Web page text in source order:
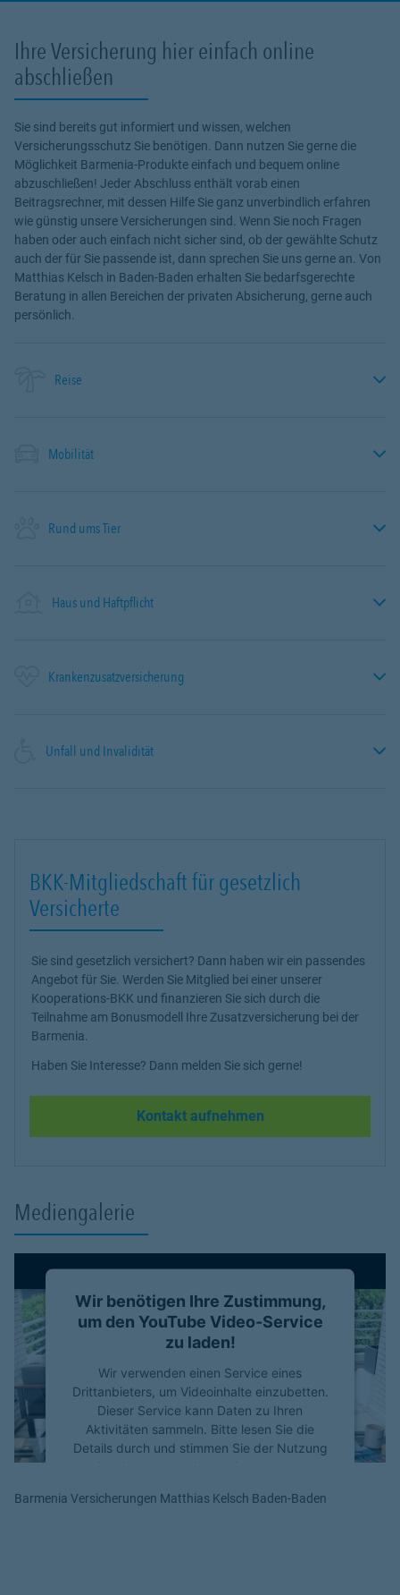
Ihre Versicherung hier einfach online
abschließen
Sie sind bereits gut informiert und wissen, welchen
Versicherungsschutz Sie benötigen. Dann nutzen Sie gerne die
Möglichkeit Barmenia-Produkte einfach und bequem online
abzuschließen! Jeder Abschluss enthält vorab einen
Beitragsrechner, mit dessen Hilfe Sie ganz unverbindlich erfahren
wie günstig unsere Versicherungen sind. Wenn Sie noch Fragen
haben oder auch einfach nicht sicher sind, ob der gewählte Schutz
auch der für Sie passende ist, dann sprechen Sie uns gerne an. Von
Matthias Kelsch in Baden-Baden erhalten Sie bedarfsgerechte
Beratung in allen Bereichen der privaten Absicherung, gerne auch
persönlich.
Reise
Mobilität
Rund ums Tier
Haus und Haftpflicht
Krankenzusatzversicherung
Unfall und Invalidität
BKK-Mitgliedschaft für gesetzlich
Versicherte
Sie sind gesetzlich versichert? Dann haben wir ein passendes
Angebot für Sie. Werden Sie Mitglied bei einer unserer
Kooperations-BKK und finanzieren Sie sich durch die
Teilnahme am Bonusmodell Ihre Zusatzversicherung bei der
Barmenia.
Haben Sie Interesse? Dann melden Sie sich gerne!
Kontakt aufnehmen
Mediengalerie
Wir benötigen Ihre Zustimmung,
um den YouTube Video-Service
zu laden!
Wir verwenden einen Service eines
Drittanbieters, um Videoinhalte einzubetten.
Dieser Service kann Daten zu Ihren
Aktivitäten sammeln. Bitte lesen Sie die
Details durch und stimmen Sie der Nutzung
Mehr Informationen
Barmenia Versicherungen Matthias Kelsch Baden-Baden